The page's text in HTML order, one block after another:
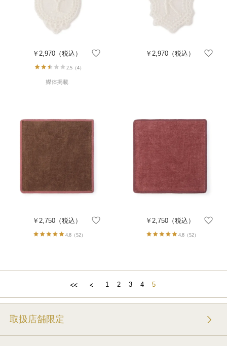
￥2,970 （税込）
2.5 （4）
￥2,970（税込）
￥2,750 （税込）
4.8（52）
￥2,750（税込）
4.8（52）
1 2 3 4 5
取扱店舗限定